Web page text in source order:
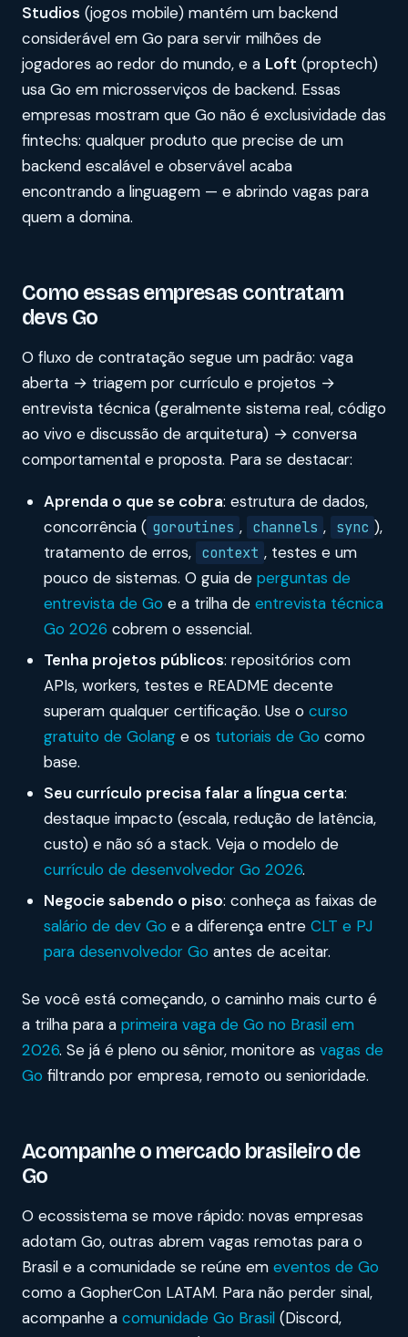
Studios (jogos mobile) mantém um backend
considerável em Go para servir milhões de
jogadores ao redor do mundo, e a Loft (proptech)
usa Go em microsserviços de backend. Essas
empresas mostram que Go não é exclusividade das
fintechs: qualquer produto que precise de um
backend escalável e observável acaba
encontrando a linguagem — e abrindo vagas para
quem a domina.
Como essas empresas contratam
devs Go
O fluxo de contratação segue um padrão: vaga
aberta → triagem por currículo e projetos →
entrevista técnica (geralmente sistema real, código
ao vivo e discussão de arquitetura) → conversa
comportamental e proposta. Para se destacar:
Aprenda o que se cobra: estrutura de dados,
concorrência ( goroutines , channels , sync ),
tratamento de erros, context , testes e um
pouco de sistemas. O guia de perguntas de
entrevista de Go e a trilha de entrevista técnica
Go 2026 cobrem o essencial.
Tenha projetos públicos: repositórios com
APIs, workers, testes e README decente
superam qualquer certificação. Use o curso
gratuito de Golang e os tutoriais de Go como
base.
Seu currículo precisa falar a língua certa:
destaque impacto (escala, redução de latência,
custo) e não só a stack. Veja o modelo de
currículo de desenvolvedor Go 2026.
Negocie sabendo o piso: conheça as faixas de
salário de dev Go e a diferença entre CLT e PJ
para desenvolvedor Go antes de aceitar.
Se você está começando, o caminho mais curto é
a trilha para a primeira vaga de Go no Brasil em
2026. Se já é pleno ou sênior, monitore as vagas de
Go filtrando por empresa, remoto ou senioridade.
Acompanhe o mercado brasileiro de
Go
O ecossistema se move rápido: novas empresas
adotam Go, outras abrem vagas remotas para o
Brasil e a comunidade se reúne em eventos de Go
como a GopherCon LATAM. Para não perder sinal,
acompanhe a comunidade Go Brasil (Discord,